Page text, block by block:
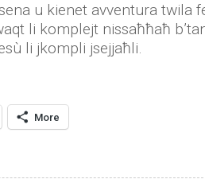
u kienet avventura
li komplejt nissaħħaħ
li jkompli jsejjaħli.
More